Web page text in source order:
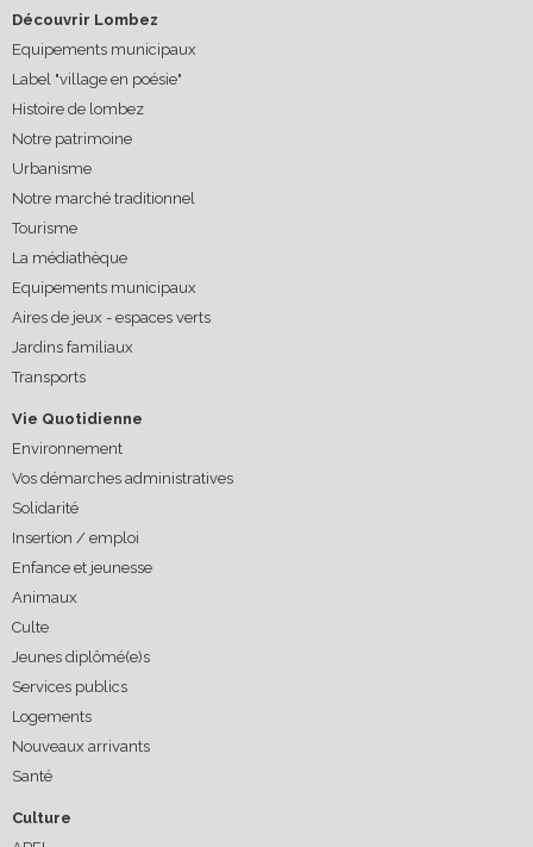
Découvrir Lombez
Equipements municipaux
Label "village en poésie"
Histoire de lombez
Notre patrimoine
Urbanisme
Notre marché traditionnel
Tourisme
La médiathèque
Equipements municipaux
Aires de jeux - espaces verts
Jardins familiaux
Transports
Vie Quotidienne
Environnement
Vos démarches administratives
Solidarité
Insertion / emploi
Enfance et jeunesse
Animaux
Culte
Jeunes diplômé(e)s
Services publics
Logements
Nouveaux arrivants
Santé
Culture